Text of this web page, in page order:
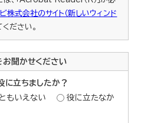
株式会社のサイト（新しいウィンド
ください。
お聞かせください
に立ちましたか？
もいえない
役に立たなか